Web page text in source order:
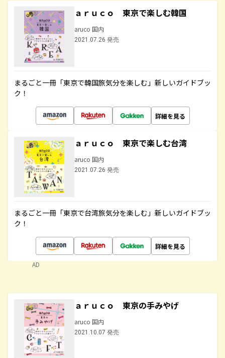
ａｒｕｃｏ 東京で楽しむ韓国
aruco 国内
2021.07.26 発売
まるごと一冊「東京で韓国旅気分を楽しむ」新しいガイドブッ
ク！
詳細を見る
ａｒｕｃｏ 東京で楽しむ台湾
aruco 国内
2021.07.26 発売
まるごと一冊「東京で台湾旅気分を楽しむ」新しいガイドブッ
ク！
詳細を見る
AD
ａｒｕｃｏ 東京の手みやげ
aruco 国内
2021.10.07 発売